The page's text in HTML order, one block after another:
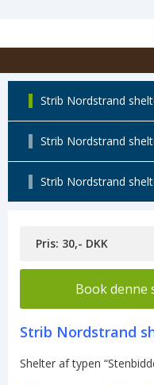
Strib Nordstrand
Strib Nordstrand
Strib Nordstrand
Pris: 30,- DKK
Book denne
Strib Nordstrand
Shelter af typen